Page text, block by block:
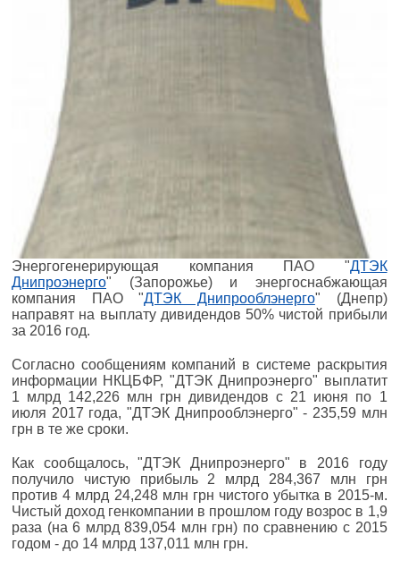
Энергогенерирующая компания ПАО "ДТЭК
Днипроэнерго" (Запорожье) и энергоснабжающая
компания ПАО "ДТЭК Днипрооблэнерго" (Днепр)
направят на выплату дивидендов 50% чистой прибыли
за 2016 год.
Согласно сообщениям компаний в системе раскрытия
информации НКЦБФР, "ДТЭК Днипроэнерго" выплатит
1 млрд 142,226 млн грн дивидендов с 21 июня по 1
июля 2017 года, "ДТЭК Днипрооблэнерго" - 235,59 млн
грн в те же сроки.
Как сообщалось, "ДТЭК Днипроэнерго" в 2016 году
получило чистую прибыль 2 млрд 284,367 млн грн
против 4 млрд 24,248 млн грн чистого убытка в 2015-м.
Чистый доход генкомпании в прошлом году возрос в 1,9
раза (на 6 млрд 839,054 млн грн) по сравнению с 2015
годом - до 14 млрд 137,011 млн грн.